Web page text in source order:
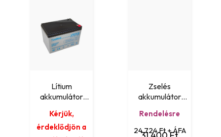
Lítium
akkumulátor
Lithium (12V/18Ah)
Kérjük,
érdeklődjön a
Zselés
akkumulátor
(12V 14Ah)
Rendelésre
24 724 Ft + ÁFA